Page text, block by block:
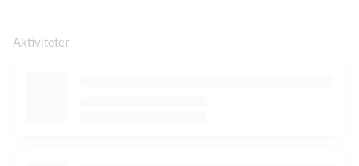
Aktiviteter